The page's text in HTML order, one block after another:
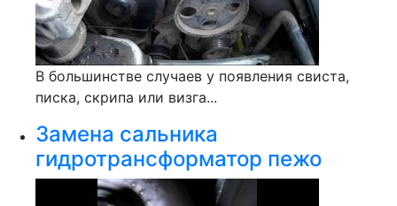
В большинстве случаев у появления свиста,
писка, скрипа или визга...
Замена сальника
гидротрансформатор пежо